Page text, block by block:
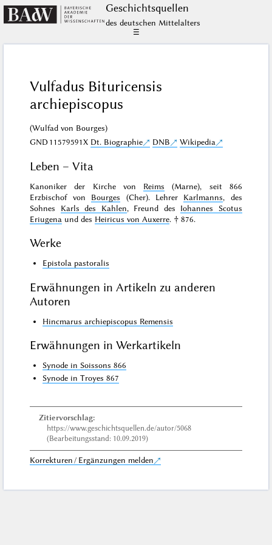
Geschichts­quellen
des deutschen Mittelalters
☰
Vulfadus Bituricensis
archiepiscopus
(Wulfad von Bourges)
GND11579591X Dt. Biographie DNB Wikipedia
Leben – Vita
Kanoniker der Kirche von Reims (Marne), seit 866
Erzbischof von Bourges (Cher). Lehrer Karlmanns, des
Sohnes Karls des Kahlen, Freund des Iohannes Scotus
Eriugena und des Heiricus von Auxerre. † 876.
Werke
Epistola pastoralis
Erwähnungen in Artikeln zu anderen
Autoren
Hincmarus archiepiscopus Remensis
Erwähnungen in Werkartikeln
Synode in Soissons 866
Synode in Troyes 867
Zitiervorschlag:
https://www.geschichtsquellen.de/autor/5068
(Bearbeitungsstand: 10.09.2019)
Korrekturen / Ergänzungen melden